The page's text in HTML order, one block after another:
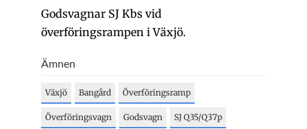
Godsvagnar SJ Kbs vid
överföringsrampen i Växjö.
Ämnen
Växjö Bangård Överföringsramp
Överföringsvagn Godsvagn SJ Q35/Q37p